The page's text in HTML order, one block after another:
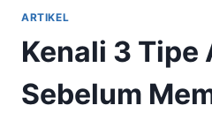
ARTIKEL
Kenali 3 Tipe
Sebelum